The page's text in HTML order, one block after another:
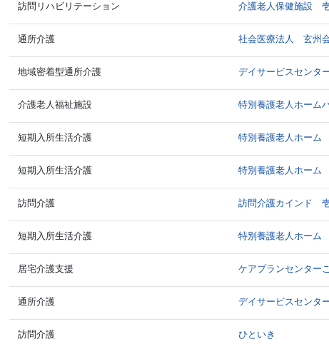
訪問リハビリテーション 介護老人保健施設
通所介護 社会医療法人 玄州
地域密着型通所介護 デイサービスセンタ
介護老人福祉施設 特別養護老人ホーム
短期入所生活介護 特別養護老人ホー
短期入所生活介護 特別養護老人ホーム
訪問介護 訪問介護カインド
短期入所生活介護 特別養護老人ホー
居宅介護支援 ケアプランセンター
通所介護 デイサービスセンタ
訪問介護 ひといき